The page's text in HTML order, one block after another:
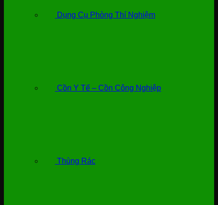
Dụng Cụ Phòng Thí Nghiệm
Cồn Y Tế – Cồn Công Nghiệp
Thùng Rác